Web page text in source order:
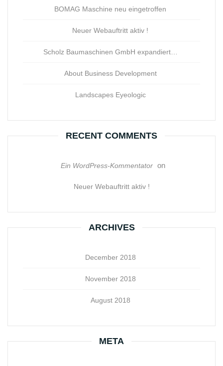
BOMAG Maschine neu eingetroffen
Neuer Webauftritt aktiv !
Scholz Baumaschinen GmbH expandiert…
About Business Development
Landscapes Eyeologic
RECENT COMMENTS
Ein WordPress-Kommentator on
Neuer Webauftritt aktiv !
ARCHIVES
December 2018
November 2018
August 2018
META